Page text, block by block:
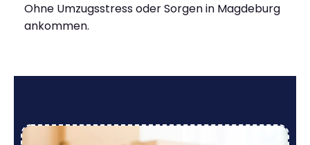
Ohne Umzugsstress oder Sorgen in Magdeburg
ankommen.